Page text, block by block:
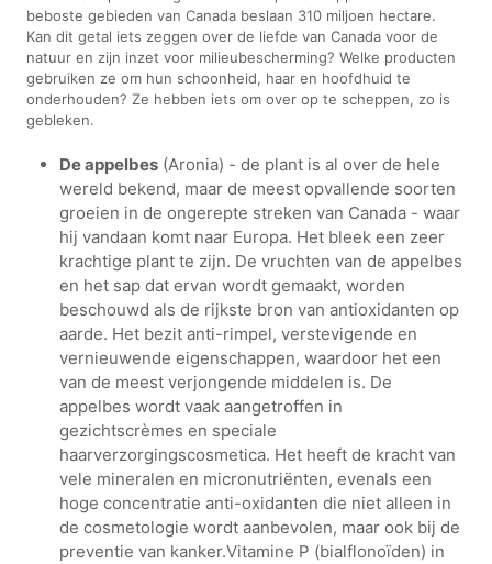
beboste gebieden van Canada beslaan 310 miljoen hectare.
Kan dit getal iets zeggen over de liefde van Canada voor de
natuur en zijn inzet voor milieubescherming? Welke producten
gebruiken ze om hun schoonheid, haar en hoofdhuid te
onderhouden? Ze hebben iets om over op te scheppen, zo is
gebleken.
De appelbes (Aronia) - de plant is al over de hele
wereld bekend, maar de meest opvallende soorten
groeien in de ongerepte streken van Canada - waar
hij vandaan komt naar Europa. Het bleek een zeer
krachtige plant te zijn. De vruchten van de appelbes
en het sap dat ervan wordt gemaakt, worden
beschouwd als de rijkste bron van antioxidanten op
aarde. Het bezit anti-rimpel, verstevigende en
vernieuwende eigenschappen, waardoor het een
van de meest verjongende middelen is. De
appelbes wordt vaak aangetroffen in
gezichtscrèmes en speciale
haarverzorgingscosmetica. Het heeft de kracht van
vele mineralen en micronutriënten, evenals een
hoge concentratie anti-oxidanten die niet alleen in
de cosmetologie wordt aanbevolen, maar ook bij de
preventie van kanker.Vitamine P (bialflonoïden) in